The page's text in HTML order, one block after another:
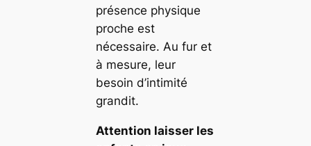
présence physique
proche est
nécessaire. Au fur et
à mesure, leur
besoin d’intimité
grandit.
Attention laisser les